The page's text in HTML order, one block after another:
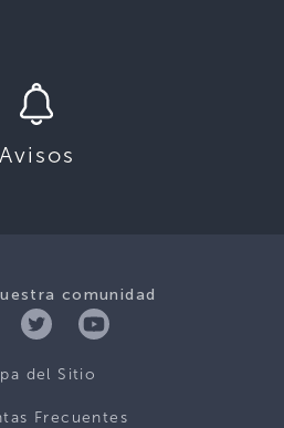
Avisos
comunidad
del Sitio
Frecuentes